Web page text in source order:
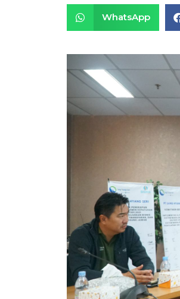
WhatsApp